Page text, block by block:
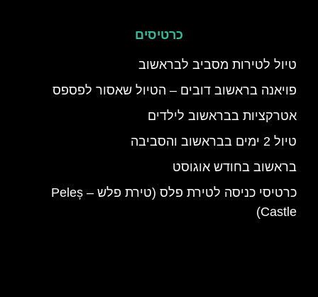
כרטיסים
טיול לטירות מסביב לבראשוב
פויאנה בראשוב דובים – הטיול שאסור לפספס
אטרקציות בבראשוב לילדים
טיול 2 ימים בבראשוב והסביבה
בראשוב בחודש אוגוסט
כרטיסי כניסה לטירת פלס (טירת פלש – Peleș
Castle)